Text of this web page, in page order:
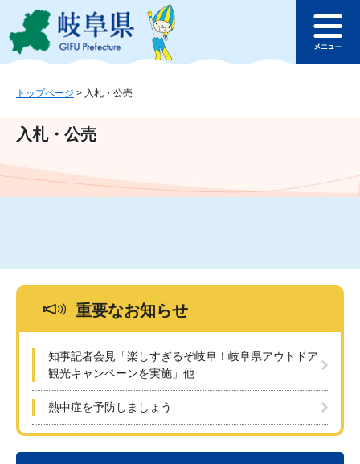
ジ
ュ
文
このページの本文へ
ュ
トップページ > 入札・公売
入札・公売
重要なお知らせ
知事記者会見「楽しすぎるぞ岐阜！岐阜県アウトドア
観光キャンペーンを実施」他
熱中症を予防しましょう